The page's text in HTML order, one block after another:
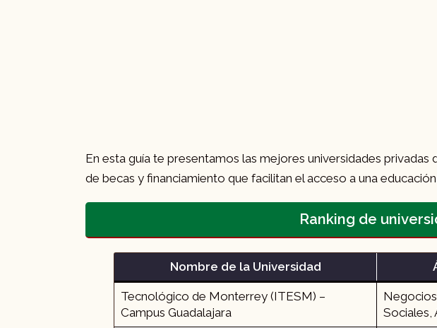
En esta guía te presentamos las mejores universidades
de becas y financiamiento que facilitan el acceso a una
Ranking de
Nombre de la Universidad
Tecnológico de Monterrey (ITESM) –
Campus Guadalajara
Sociales,